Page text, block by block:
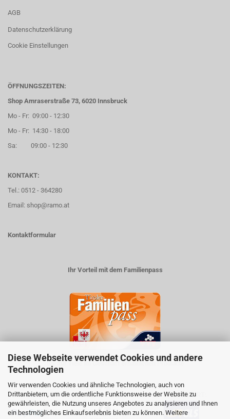
Diese Webseite verwendet Cookies und andere
Technologien
Wir verwenden Cookies und ähnliche Technologien, auch von
Drittanbietern, um die ordentliche Funktionsweise der Website zu
gewährleisten, die Nutzung unseres Angebotes zu analysieren und Ihnen
ein bestmögliches Einkaufserlebnis bieten zu können. Weitere
AGB
Datenschutzerklärung
Cookie Einstellungen
ÖFFNUNGSZEITEN:
Shop Amraserstraße 73, 6020 Innsbruck
Mo - Fr: 09:00 - 12:30
Mo - Fr: 14:30 - 18:00
Sa: 09:00 - 12:30
KONTAKT:
Tel.: 0512 - 364280
Email: shop@ramo.at
Kontaktformular
Ihr Vorteil mit dem Familienpass
5% auf viele im Geschäft erhältlichen Produkte
ZAHLUNGSARTEN VERSANDART: